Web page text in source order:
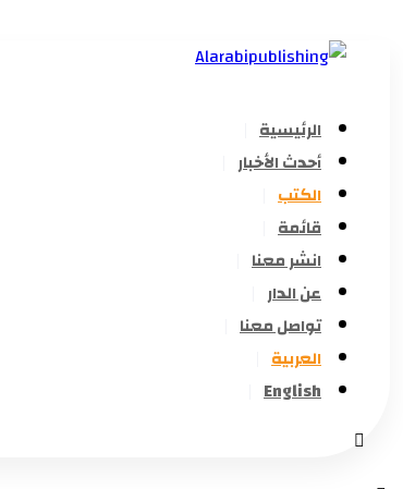
الرئيسية
أحدث الأخبار
الكتب
قائمة
انشر معنا
عن الدار
تواصل معنا
العربية
English